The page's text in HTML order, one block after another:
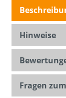
Hinweise
Fragen